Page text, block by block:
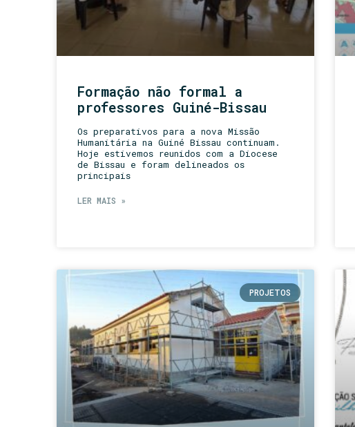
Formação não formal a
professores Guiné-Bissau
Os preparativos para a nova Missão
Humanitária na Guiné Bissau continuam.
Hoje estivemos reunidos com a Diocese
de Bissau e foram delineados os
principais
LER MAIS »
PROJETOS